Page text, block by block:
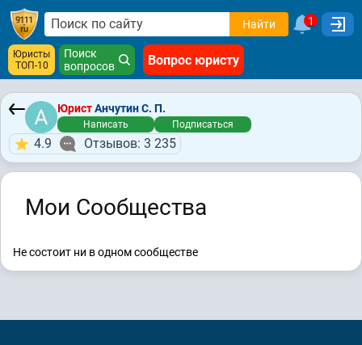
Найти 1
Юристы
ТОП-10
Поиск
вопросов
Вопрос юристу
ЮристАнчутин С. П.
Написать Подписаться
4.9 Отзывов: 3 235
Мои Сообщества
Не состоит ни в одном сообществе